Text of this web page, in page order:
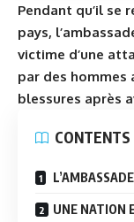
Pendant qu’il se
pays,
victime d’une
par des hommes
blessures après
CONTENTS
UNE NATION